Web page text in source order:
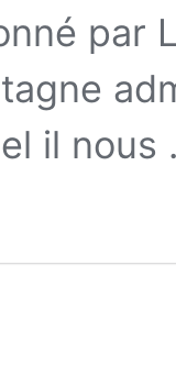
par
il